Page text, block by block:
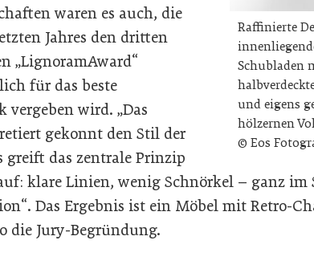
Raffinierte
Schubladen
und eigens
hölzernen
© Eos
waren es auch, die
Jahres den dritten
„LignoramAward“
für das beste
vergeben wird. „Das
gekonnt den Stil der
greift das zentrale Prinzip
klare Linien, wenig Schnörkel – ganz im
Das Ergebnis ist ein Möbel mit Retro-
die Jury-Begründung.